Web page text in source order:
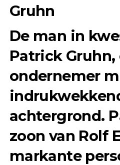
Gruhn
De man in
Patrick Gruhn,
ondernemer
achtergrond.
zoon van Rolf
markante